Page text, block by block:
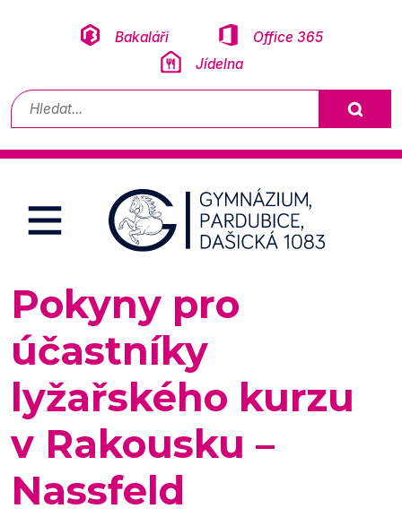
Bakaláři
Office 365
Jídelna
Vyhledávání
Pokyny pro
účastníky
lyžařského kurzu
v Rakousku –
Nassfeld